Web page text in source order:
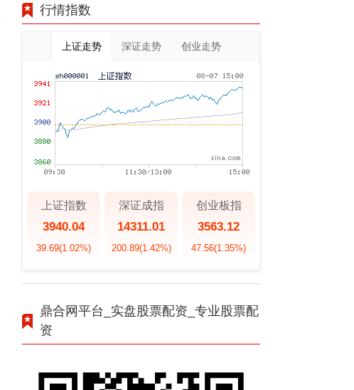
行情指数
上证走势 深证走势 创业走势
上证指数
3940.04
39.69(1.02%)
深证成指
14311.01
200.89(1.42%)
创业板指
3563.12
47.56(1.35%)
鼎合网平台_实盘股票配资_专业股票配
资